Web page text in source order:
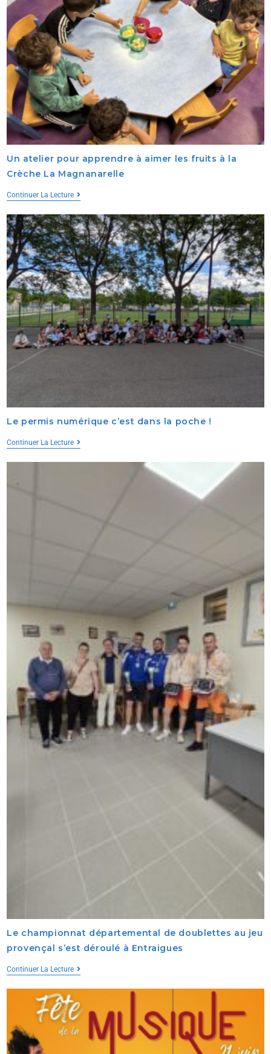
Un atelier pour apprendre à aimer les fruits à la
Crèche La Magnanarelle
Continuer La Lecture
Le permis numérique c’est dans la poche !
Continuer La Lecture
Le championnat départemental de doublettes au jeu
provençal s’est déroulé à Entraigues
Continuer La Lecture